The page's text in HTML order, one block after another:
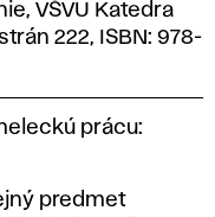
VŠVU Katedra
222, ISBN: 978-
prácu:
predmet